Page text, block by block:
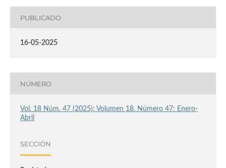
PUBLICADO
16-05-2025
NÚMERO
Vol. 18 Núm. 47 (2025): Volumen 18. Número 47: Enero-
Abril
SECCIÓN